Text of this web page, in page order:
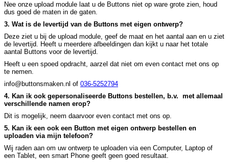
Nee onze upload module laat u de Buttons niet op ware grote zien, houd
dus goed de maten in de gaten.
3. Wat is de levertijd van de Buttons met eigen ontwerp?
Deze ziet u bij de upload module, geef de maat en het aantal aan en u ziet
de levertijd. Heeft u meerdere afbeeldingen dan kijkt u naar het totale
aantal Buttons voor de levertijd.
Heeft u een spoed opdracht, aarzel dat niet om even contact met ons op
te nemen.
info@buttonsmaken.nl of 036-5252794
4. Kan ik ook gepersonaliseerde Buttons bestellen, b.v. met allemaal
verschillende namen erop?
Dit is mogelijk, neem daarvoor even contact met ons op.
5. Kan ik een ook een Button met eigen ontwerp bestellen en
uploaden via mijn telefoon?
Wij raden aan om uw ontwerp te uploaden via een Computer, Laptop of
een Tablet, een smart Phone geeft geen goed resultaat.